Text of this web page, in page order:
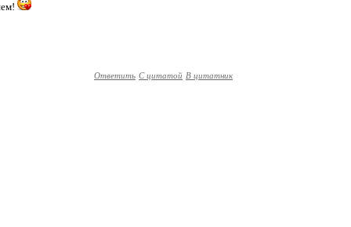
Ответить С цитатой В цитатник